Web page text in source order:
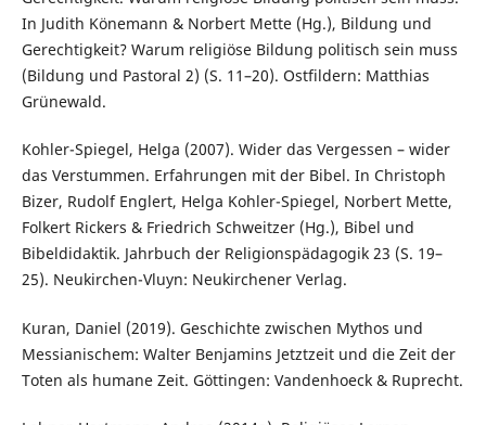
In Judith Könemann & Norbert Mette (Hg.), Bildung und
Gerechtigkeit? Warum religiöse Bildung politisch sein muss
(Bildung und Pastoral 2) (S. 11–20). Ostfildern: Matthias
Grünewald.
Kohler-Spiegel, Helga (2007). Wider das Vergessen – wider
das Verstummen. Erfahrungen mit der Bibel. In Christoph
Bizer, Rudolf Englert, Helga Kohler-Spiegel, Norbert Mette,
Folkert Rickers & Friedrich Schweitzer (Hg.), Bibel und
Bibeldidaktik. Jahrbuch der Religionspädagogik 23 (S. 19–
25). Neukirchen-Vluyn: Neukirchener Verlag.
Kuran, Daniel (2019). Geschichte zwischen Mythos und
Messianischem: Walter Benjamins Jetztzeit und die Zeit der
Toten als humane Zeit. Göttingen: Vandenhoeck & Ruprecht.